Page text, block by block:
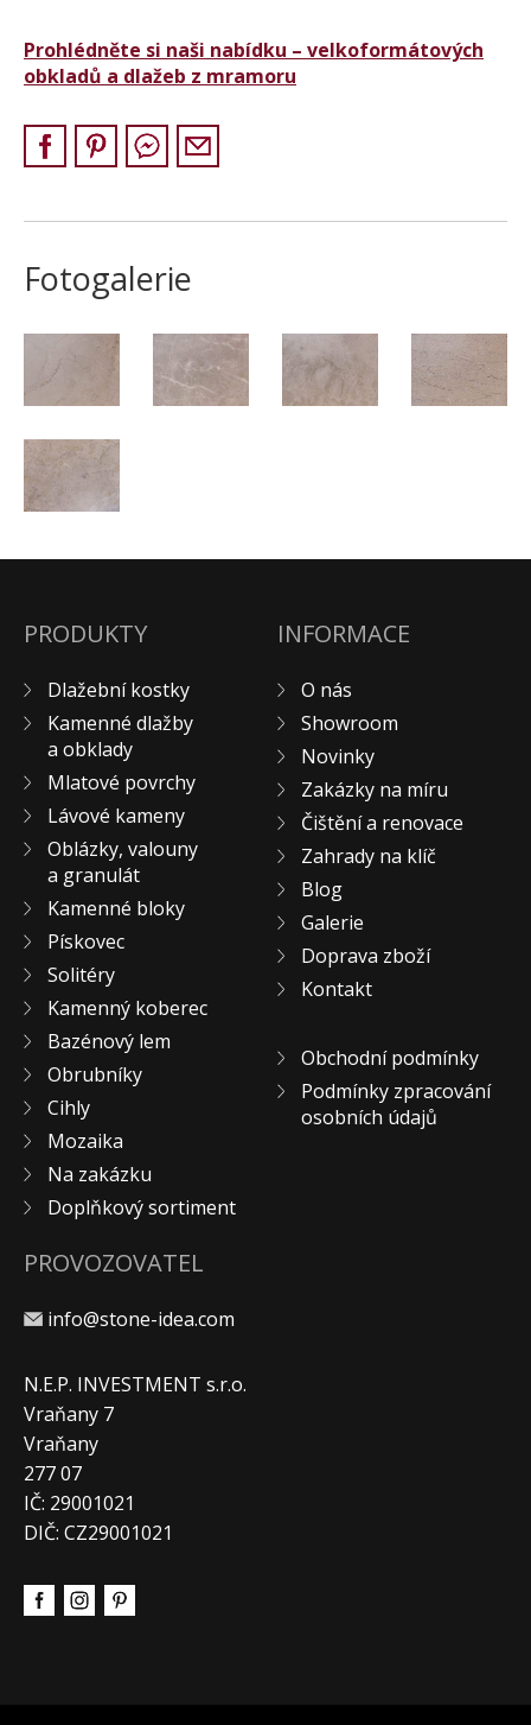
VÝPRODEJ
NOVINKY
BLOG
KONTAKT
Prohlédněte si naši nabídku – velkoformátových
obkladů a dlažeb z mramoru
Fotogalerie
PRODUKTY
Dlažební kostky
Kamenné dlažby
a obklady
Mlatové povrchy
Lávové kameny
Oblázky, valouny
a granulát
Kamenné bloky
Pískovec
Solitéry
Kamenný koberec
Bazénový lem
Obrubníky
Cihly
Mozaika
Na zakázku
Doplňkový sortiment
INFORMACE
O nás
Showroom
Novinky
Zakázky na míru
Čištění a renovace
Zahrady na klíč
Blog
Galerie
Doprava zboží
Kontakt
Obchodní podmínky
Podmínky zpracování
osobních údajů
PROVOZOVATEL
info@stone-idea.com
N.E.P. INVESTMENT s.r.o.
Vraňany 7
Vraňany
277 07
IČ: 29001021
DIČ: CZ29001021